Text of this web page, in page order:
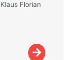
Florian